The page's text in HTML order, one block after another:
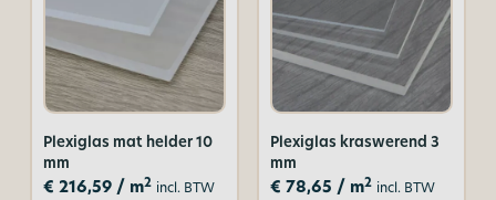
Plexiglas mat helder 10
mm
€ 216,59/ m2 incl. BTW
Plexiglas kraswerend 3
mm
€ 78,65 / m2 incl. BTW